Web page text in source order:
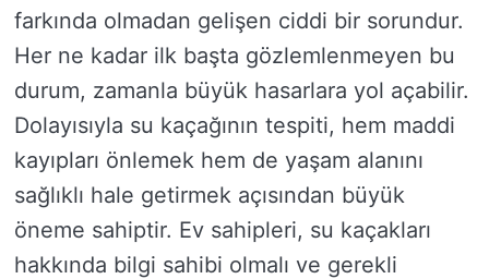
farkında olmadan gelişen ciddi bir sorundur.
Her ne kadar ilk başta gözlemlenmeyen bu
durum, zamanla büyük hasarlara yol açabilir.
Dolayısıyla su kaçağının tespiti, hem maddi
kayıpları önlemek hem de yaşam alanını
sağlıklı hale getirmek açısından büyük
öneme sahiptir. Ev sahipleri, su kaçakları
hakkında bilgi sahibi olmalı ve gerekli